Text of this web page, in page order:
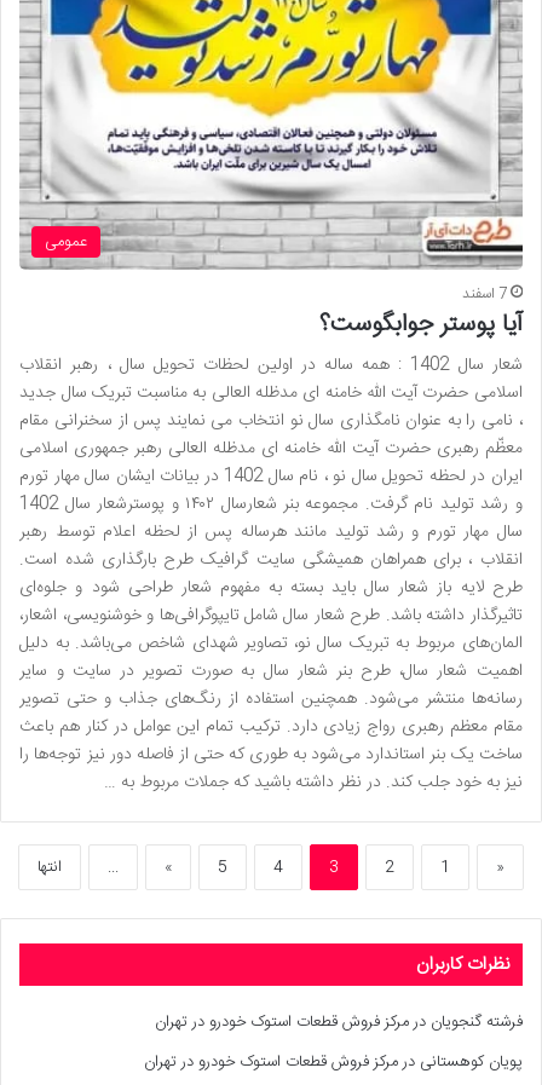
عمومی
7 اسفند
آیا پوستر جوابگوست؟
شعار سال 1402 : همه ساله در اولین لحظات تحویل سال ، رهبر انقلاب
اسلامی حضرت آیت الله خامنه ای مدظله العالی به مناسبت تبریک سال جدید
، نامی را به عنوان نامگذاری سال نو انتخاب می نمایند پس از سخنرانی مقام
معظّم رهبری حضرت آیت الله خامنه ای مدظله العالی رهبر جمهوری اسلامی
ایران در لحظه تحویل سال نو ، نام سال 1402 در بیانات ایشان سال مهار تورم
و رشد تولید نام گرفت. مجموعه بنر شعارسال ۱۴۰۲ و پوسترشعار سال 1402
سال مهار تورم و رشد تولید مانند هرساله پس از لحظه اعلام توسط رهبر
انقلاب ، برای همراهان همیشگی سایت گرافیک طرح بارگذاری شده است.
طرح لایه باز شعار سال باید بسته به مفهوم شعار طراحی شود و جلوه‌ای
تاثیرگذار داشته باشد. طرح شعار سال شامل تایپوگرافی‌ها و خوشنویسی، اشعار،
المان‌های مربوط به تبریک سال نو، تصاویر شهدای شاخص می‌باشد. به دلیل
اهمیت شعار سال، طرح بنر شعار سال به صورت تصویر در سایت و سایر
رسانه‌ها منتشر می‌شود. همچنین استفاده از رنگ‌های جذاب و حتی تصویر
مقام معظم رهبری رواج زیادی دارد. ترکیب تمام این عوامل در کنار هم باعث
ساخت یک بنر استاندارد می‌شود به طوری که حتی از فاصله دور نیز توجه‌ها را
نیز به خود جلب کند. در نظر داشته باشید که جملات مربوط به …
«
1
2
3
4
5
»
... انتها
نظرات کاربران
فرشته گنجویان درمرکز فروش قطعات استوک خودرو در تهران
پویان کوهستانی درمرکز فروش قطعات استوک خودرو در تهران